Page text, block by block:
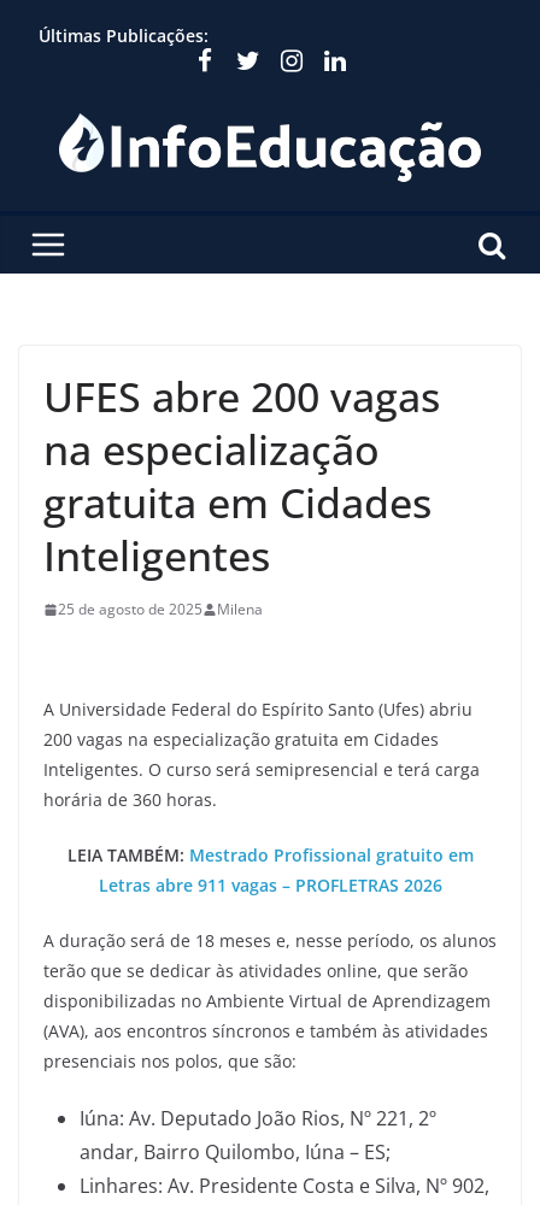
Últimas Publicações:
UFES abre 200 vagas
na especialização
gratuita em Cidades
Inteligentes
25 de agosto de 2025 Milena
A Universidade Federal do Espírito Santo (Ufes) abriu
200 vagas na especialização gratuita em Cidades
Inteligentes. O curso será semipresencial e terá carga
horária de 360 horas.
LEIA TAMBÉM: Mestrado Profissional gratuito em
Letras abre 911 vagas – PROFLETRAS 2026
A duração será de 18 meses e, nesse período, os alunos
terão que se dedicar às atividades online, que serão
disponibilizadas no Ambiente Virtual de Aprendizagem
(AVA), aos encontros síncronos e também às atividades
presenciais nos polos, que são:
Iúna: Av. Deputado João Rios, Nº 221, 2º
andar, Bairro Quilombo, Iúna – ES;
Linhares: Av. Presidente Costa e Silva, Nº 902,